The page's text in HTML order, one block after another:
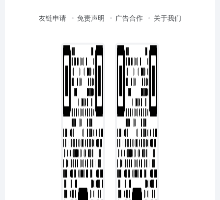
友链申请 免责声明 广告合作 关于我们